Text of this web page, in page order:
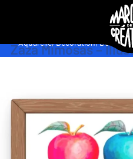
Zaza Mimosas –
Aquarelle,Décoration,